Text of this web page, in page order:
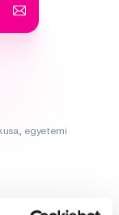
egyetemi
Fogászati